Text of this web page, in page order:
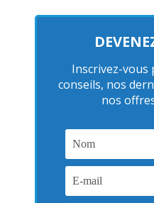
Inscrivez-vous
conseils, nos
nos